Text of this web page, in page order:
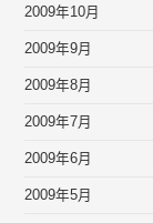
2009年10月
2009年9月
2009年8月
2009年7月
2009年6月
2009年5月